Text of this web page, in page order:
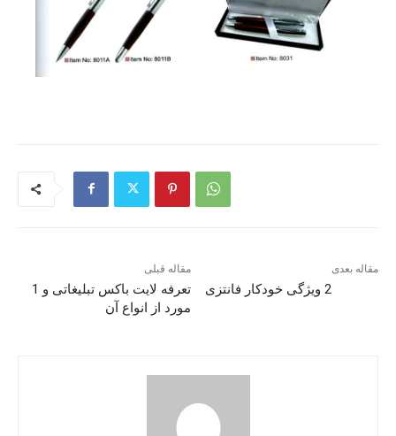
مقاله قبلی
تعرفه لایت باکس تبلیغاتی و 1
مورد از انواع آن
مقاله بعدی
2 ویژگی خودکار فانتزی